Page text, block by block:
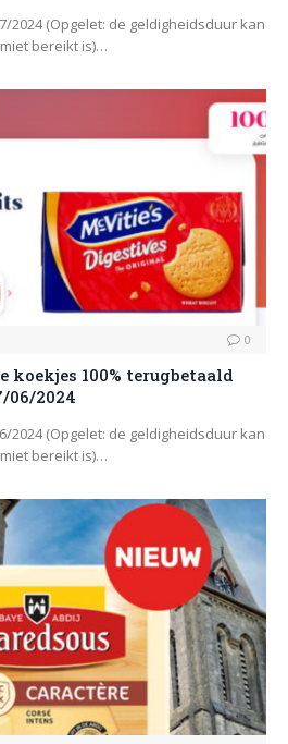
2024 (Opgelet: de geldigheidsduur kan
bereikt is)…
0
koekjes 100% terugbetaald
06/2024
2024 (Opgelet: de geldigheidsduur kan
bereikt is)…